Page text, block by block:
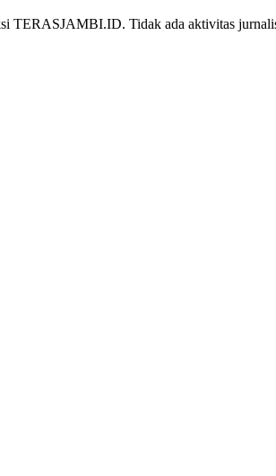
TERASJAMBI.ID. Tidak ada aktivitas